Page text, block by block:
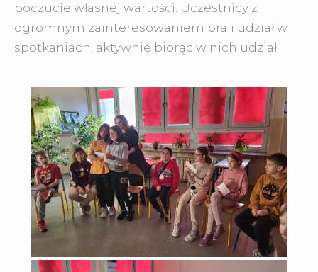
poczucie własnej wartości. Uczestnicy z
ogromnym zainteresowaniem brali udział w
spotkaniach, aktywnie biorąc w nich udział.